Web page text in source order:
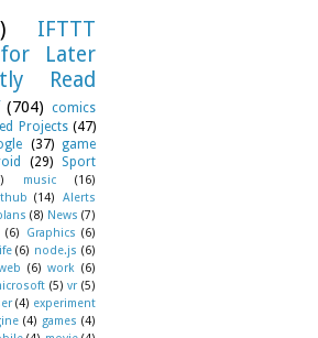
IFTTT
for Later
Read
(704) comics
Projects (47)
(37)
game
(29)
Sport
music
(16)
(14)
Alerts
(8) News (7)
(6) Graphics (6)
(6) node.js (6)
(6) work (6)
(5) vr (5)
(4) experiment
(4) games (4)